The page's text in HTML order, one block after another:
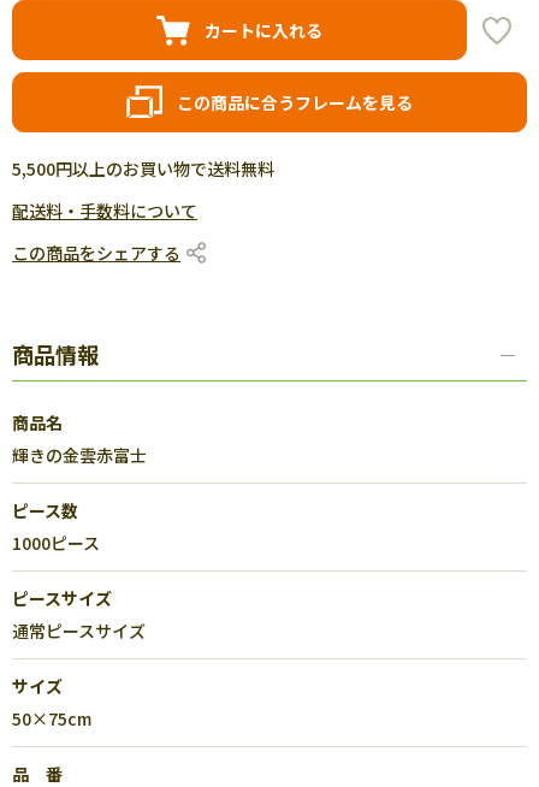
カートに入れる
この商品に合うフレームを見る
5,500円以上のお買い物で送料無料
配送料・手数料について
この商品をシェアする
商品情報
商品名
輝きの金雲赤富士
ピース数
1000ピース
ピースサイズ
通常ピースサイズ
サイズ
50×75cm
品 番